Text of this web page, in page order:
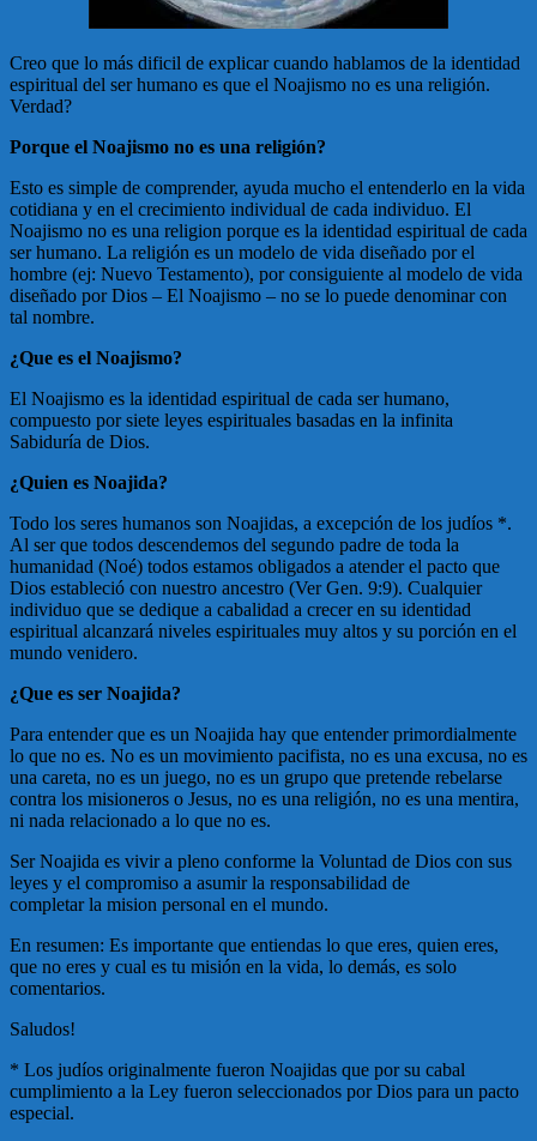
Creo que lo más dificil de explicar cuando hablamos de la identidad
espiritual del ser humano es que el Noajismo no es una religión.
Verdad?
Porque el Noajismo no es una religión?
Esto es simple de comprender, ayuda mucho el entenderlo en la vida
cotidiana y en el crecimiento individual de cada individuo. El
Noajismo no es una religion porque es la identidad espiritual de cada
ser humano. La religión es un modelo de vida diseñado por el
hombre (ej: Nuevo Testamento), por consiguiente al modelo de vida
diseñado por Dios – El Noajismo – no se lo puede denominar con
tal nombre.
¿Que es el Noajismo?
El Noajismo es la identidad espiritual de cada ser humano,
compuesto por siete leyes espirituales basadas en la infinita
Sabiduría de Dios.
¿Quien es Noajida?
Todo los seres humanos son Noajidas, a excepción de los judíos *.
Al ser que todos descendemos del segundo padre de toda la
humanidad (Noé) todos estamos obligados a atender el pacto que
Dios estableció con nuestro ancestro (Ver Gen. 9:9). Cualquier
individuo que se dedique a cabalidad a crecer en su identidad
espiritual alcanzará niveles espirituales muy altos y su porción en el
mundo venidero.
¿Que es ser Noajida?
Para entender que es un Noajida hay que entender primordialmente
lo que no es. No es un movimiento pacifista, no es una excusa, no es
una careta, no es un juego, no es un grupo que pretende rebelarse
contra los misioneros o Jesus, no es una religión, no es una mentira,
ni nada relacionado a lo que no es.
Ser Noajida es vivir a pleno conforme la Voluntad de Dios con sus
leyes y el compromiso a asumir la responsabilidad de
completar la mision personal en el mundo.
En resumen: Es importante que entiendas lo que eres, quien eres,
que no eres y cual es tu misión en la vida, lo demás, es solo
comentarios.
Saludos!
* Los judíos originalmente fueron Noajidas que por su cabal
cumplimiento a la Ley fueron seleccionados por Dios para un pacto
especial.